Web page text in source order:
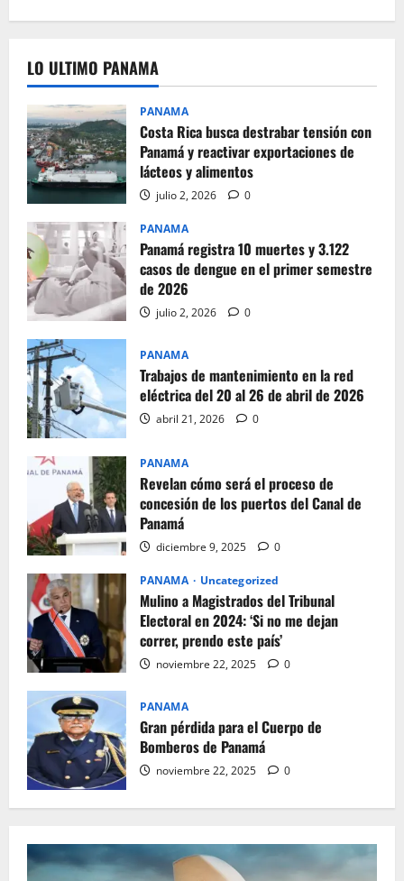
LO ULTIMO PANAMA
PANAMA
Costa Rica busca destrabar tensión con
Panamá y reactivar exportaciones de
lácteos y alimentos
julio 2, 2026 0
PANAMA
Panamá registra 10 muertes y 3.122
casos de dengue en el primer semestre
de 2026
julio 2, 2026 0
PANAMA
Trabajos de mantenimiento en la red
eléctrica del 20 al 26 de abril de 2026
abril 21, 2026 0
PANAMA
Revelan cómo será el proceso de
concesión de los puertos del Canal de
Panamá
diciembre 9, 2025 0
PANAMA Uncategorized
Mulino a Magistrados del Tribunal
Electoral en 2024: ‘Si no me dejan
correr, prendo este país’
noviembre 22, 2025 0
PANAMA
Gran pérdida para el Cuerpo de
Bomberos de Panamá
noviembre 22, 2025 0